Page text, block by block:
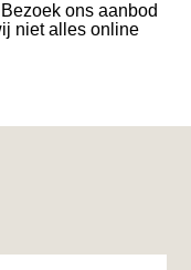
ons aanbod
niet alles online